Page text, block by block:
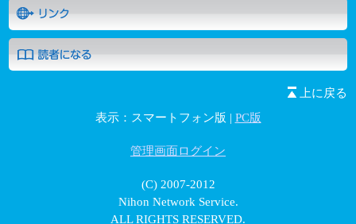
上に戻る
表示：スマートフォン版 | PC版
管理画面ログイン
(C) 2007-2012
Nihon Network Service.
ALL RIGHTS RESERVED.